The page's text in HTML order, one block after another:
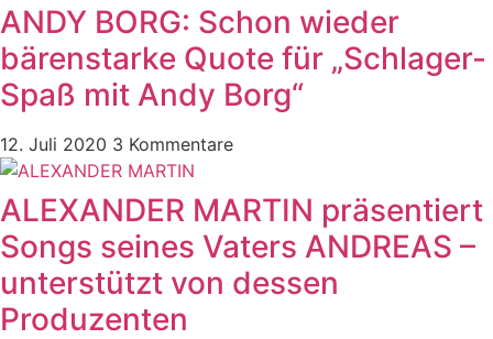
ANDY BORG: Schon wieder
bärenstarke Quote für „Schlager-
Spaß mit Andy Borg“
12. Juli 2020 3 Kommentare
ALEXANDER MARTIN präsentiert
Songs seines Vaters ANDREAS –
unterstützt von dessen
Produzenten